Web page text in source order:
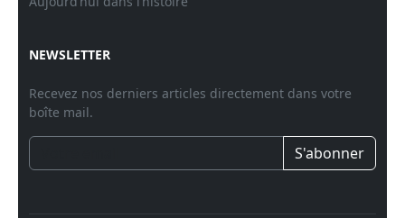
NEWSLETTER
Recevez nos derniers articles directement dans votre
boîte mail.
S'abonner